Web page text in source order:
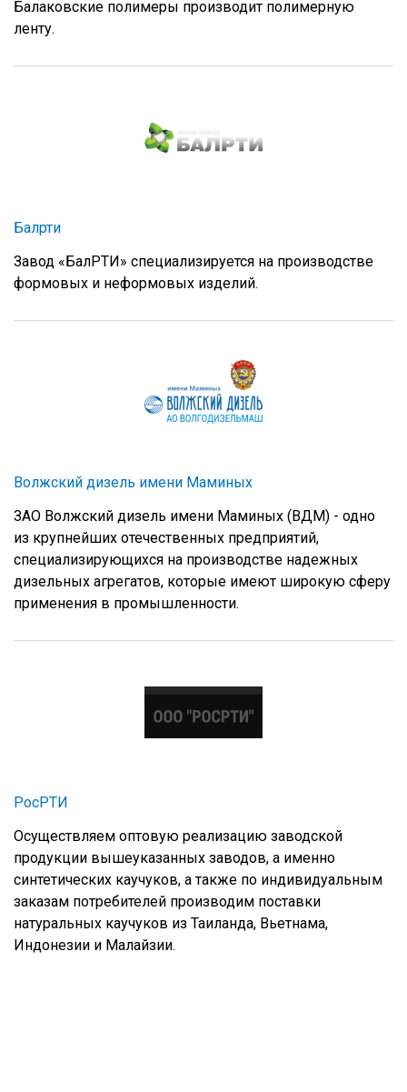
Балаковские полимеры производит полимерную
ленту.
Балрти
Завод «БалРТИ» специализируется на производстве
формовых и неформовых изделий.
Волжский дизель имени Маминых
ЗАО Волжский дизель имени Маминых (ВДМ) - одно
из крупнейших отечественных предприятий,
специализирующихся на производстве надежных
дизельных агрегатов, которые имеют широкую сферу
применения в промышленности.
РосРТИ
Осуществляем оптовую реализацию заводской
продукции вышеуказанных заводов, а именно
синтетических каучуков, а также по индивидуальным
заказам потребителей производим поставки
натуральных каучуков из Таиланда, Вьетнама,
Индонезии и Малайзии.